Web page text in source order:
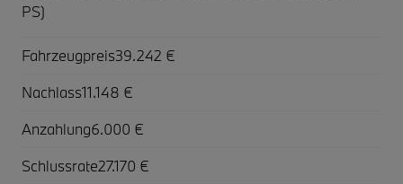
PS)
Fahrzeugpreis39.242 €
Nachlass11.148 €
Anzahlung6.000 €
Schlussrate27.170 €